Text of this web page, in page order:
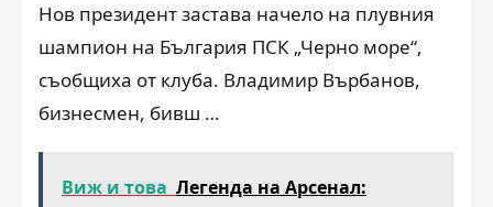
Нов президент застава начело на плувния
шампион на България ПСК „Черно море“,
съобщиха от клуба. Владимир Върбанов,
бизнесмен, бивш …
Виж и това Легенда на Арсенал: